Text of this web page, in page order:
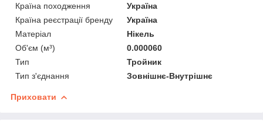
Країна походження
Україна
Країна реєстрації бренду
Україна
Матеріал
Нікель
Об'єм (м³)
0.000060
Тип
Тройник
Тип з'єднання
Зовнішнє-Внутрішнє
Приховати